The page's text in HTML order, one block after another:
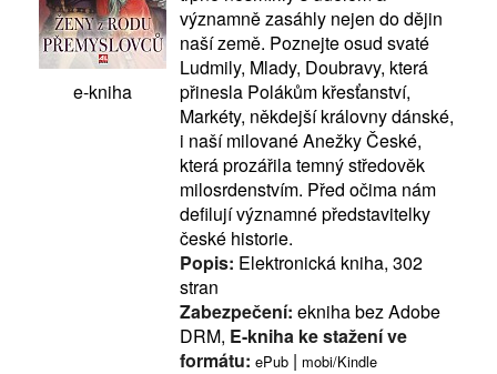
e-kniha
významně zasáhly nejen do dějin
naší země. Poznejte osud svaté
Ludmily, Mlady, Doubravy, která
přinesla Polákům křesťanství,
Markéty, někdejší královny dánské,
i naší milované Anežky České,
která prozářila temný středověk
milosrdenstvím. Před očima nám
defilují významné představitelky
české historie.
Popis: Elektronická kniha, 302
stran
Zabezpečení: ekniha bez Adobe
DRM, E-kniha ke stažení ve
formátu: ePub | mobi/Kindle